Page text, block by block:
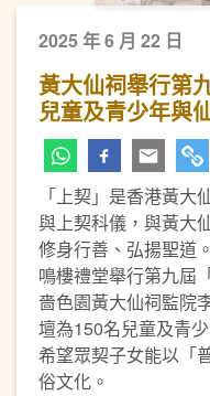
2025 年 6 月 22 日
黃大仙祠舉行第
兒童及青少年與
「上契」是香港黃
與上契科儀，與黃大
修身行善、弘揚聖道
鳴樓禮堂舉行第九屆
嗇色園黃大仙祠監院
壇為150名兒童及青
希望眾契子女能以「
俗文化。